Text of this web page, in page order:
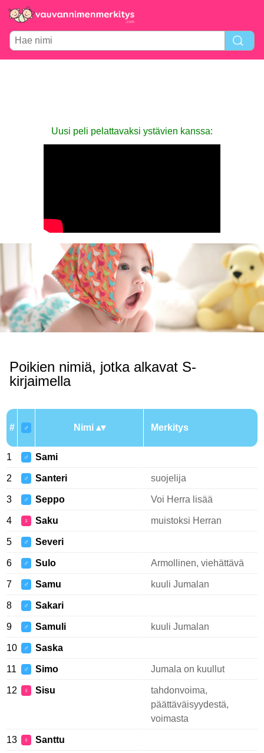
Uusi peli pelattavaksi ystävien kanssa:
Poikien nimiä, jotka alkavat S-
kirjaimella
# ♂ Nimi Merkitys
1 ♂ Sami
2 ♂ Santeri suojelija
3 ♂ Seppo Voi Herra lisää
4 ♀ Saku muistoksi Herran
5 ♂ Severi
6 ♂ Sulo Armollinen, viehättävä
7 ♂ Samu kuuli Jumalan
8 ♂ Sakari
9 ♂ Samuli kuuli Jumalan
10 ♂ Saska
11 ♂ Simo Jumala on kuullut
12 ♀ Sisu
tahdonvoima,
päättäväisyydestä,
voimasta
13 ♀ Santtu